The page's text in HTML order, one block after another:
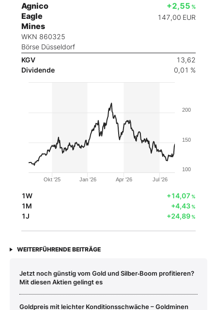
Agnico
Eagle
Mines
WKN 860325
Börse Düsseldorf
+2,55 %
147,00 EUR
KGV
13,62
Dividende
0,01 %
Okt '25 Jan '26 Apr '26 Jul '26
100
150
200
1W +14,07 %
1M +4,43%
1J +24,89%
WEITERFÜHRENDE BEITRÄGE
Jetzt noch günstig vom Gold und Silber‑Boom profitieren?
Mit diesen Aktien gelingt es
Goldpreis mit leichter Konditionsschwäche – Goldminen